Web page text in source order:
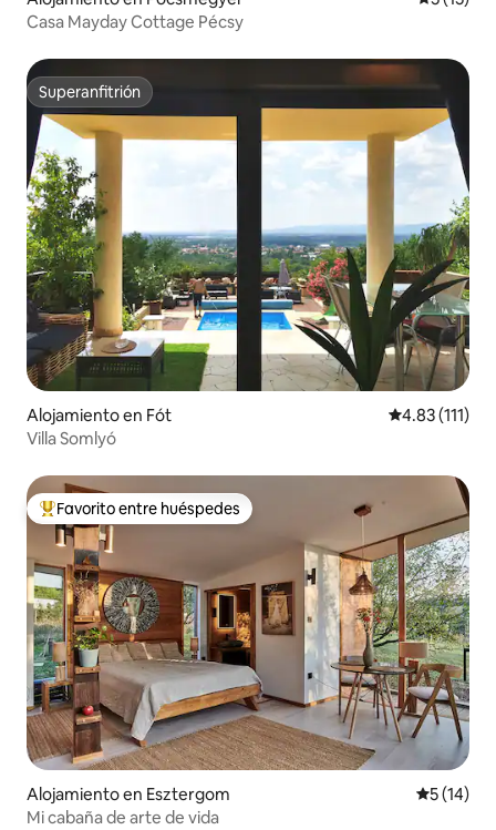
Casa Mayday Cottage Pécsy
Superanfitrión
Superanfitrión
Alojamiento en Fót Calificación
4.83 (111)
Villa Somlyó
Favorito entre huéspedes preferido
Favorito entre huéspedes
Alojamiento en Esztergom
5 (14)
Mi cabaña de arte de vida